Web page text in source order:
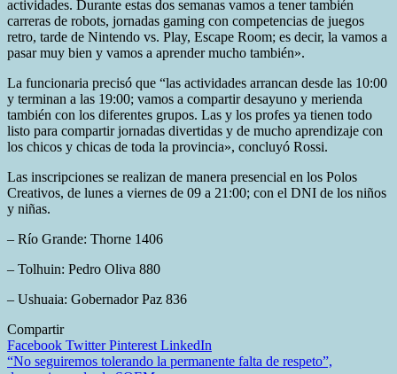
actividades. Durante estas dos semanas vamos a tener también
carreras de robots, jornadas gaming con competencias de juegos
retro, tarde de Nintendo vs. Play, Escape Room; es decir, la vamos a
pasar muy bien y vamos a aprender mucho también».
La funcionaria precisó que “las actividades arrancan desde las 10:00
y terminan a las 19:00; vamos a compartir desayuno y merienda
también con los diferentes grupos. Las y los profes ya tienen todo
listo para compartir jornadas divertidas y de mucho aprendizaje con
los chicos y chicas de toda la provincia», concluyó Rossi.
Las inscripciones se realizan de manera presencial en los Polos
Creativos, de lunes a viernes de 09 a 21:00; con el DNI de los niños
y niñas.
– Río Grande: Thorne 1406
– Tolhuin: Pedro Oliva 880
– Ushuaia: Gobernador Paz 836
Compartir
Facebook TwitterPinterest LinkedIn
Navegación
“No seguiremos tolerando la permanente falta de respeto”,